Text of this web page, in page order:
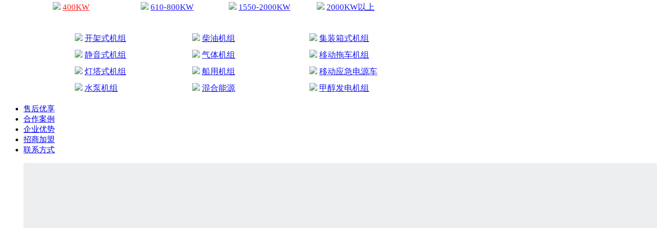
400KW
610-800KW 1550-2000KW 2000KW以上
开架式机组 柴油机组
集装箱式机组
静音式机组
气体机组
移动拖车机组
灯塔式机组
船用机组
移动应急电源车
水泵机组
混合能源 甲醇发电机组
售后优享
合作案例
企业优势
招商加盟
联系方式